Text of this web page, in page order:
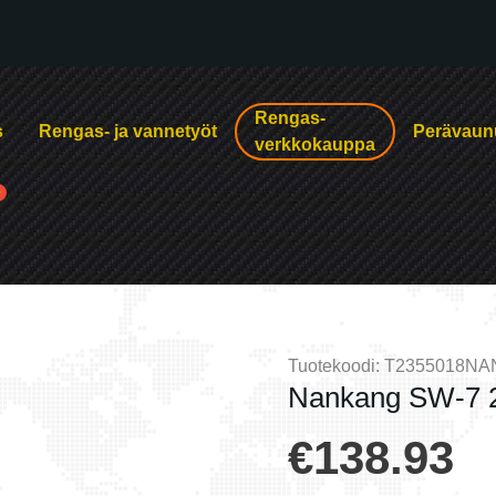
Rengas- ja vannetyöt
Rengas-
verkkokauppa
Tuotekoodi:
Nankang SW-7
€138.93